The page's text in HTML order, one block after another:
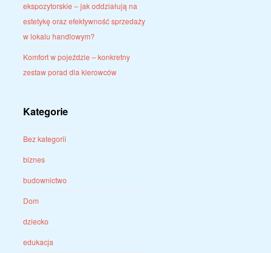
ekspozytorskie – jak oddziałują na
estetykę oraz efektywność sprzedaży
w lokalu handlowym?
Komfort w pojeździe – konkretny
zestaw porad dla kierowców
Kategorie
Bez kategorii
biznes
budownictwo
Dom
dziecko
edukacja